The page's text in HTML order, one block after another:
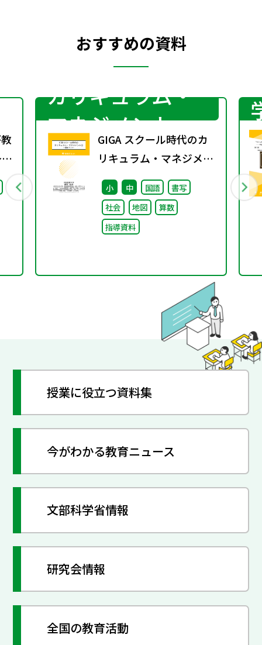
おすすめの資料
カリキュラム・
マネジメント
GIGA スクール時代のカ
リキュラム・マネジメン
ト②〜組織づくり～
小 中 国語
書写
社会
地図
算数
指導資料
授業に役立つ資料集
今がわかる教育ニュース
文部科学省情報
研究会情報
全国の教育活動